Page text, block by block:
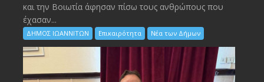
και την Bοιωτία άφησαν πίσω τους ανθρώπους που
έχασαν...
ΔΗΜΟΣ ΙΩΑΝΝΙΤΩΝ Επικαιρότητα Νέα των Δήμων